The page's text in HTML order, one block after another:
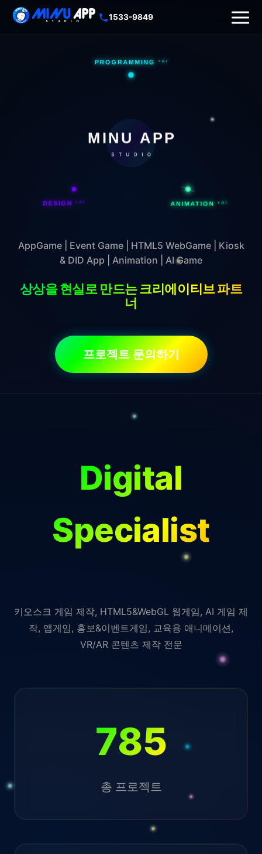
1533-9849
PROGRAMMING
DESIGN ANIMATION +AI
MINU APP
STUDIO
AppGame | Event Game | HTML5 WebGame | Kiosk
& DID App | Animation | AI Game
상상을 현실로 만드는 크리에이티브 파트
너
프로젝트 문의하기
Digital
Specialist
키오스크 게임 제작, HTML5&WebGL 웹게임, AI 게임 제
작, 앱게임, 홍보&이벤트게임, 교육용 애니메이션,
VR/AR 콘텐츠 제작 전문
785
총 프로젝트